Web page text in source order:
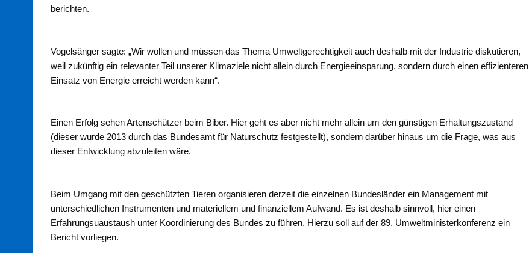
berichten.
Vogelsänger sagte: „Wir wollen und müssen das Thema Umweltgerechtigkeit auch deshalb mit der Industrie diskutieren,
weil zukünftig ein relevanter Teil unserer Klimaziele nicht allein durch Energieeinsparung, sondern durch einen effizienteren
Einsatz von Energie erreicht werden kann“.
Einen Erfolg sehen Artenschützer beim Biber. Hier geht es aber nicht mehr allein um den günstigen Erhaltungszustand
(dieser wurde 2013 durch das Bundesamt für Naturschutz festgestellt), sondern darüber hinaus um die Frage, was aus
dieser Entwicklung abzuleiten wäre.
Beim Umgang mit den geschützten Tieren organisieren derzeit die einzelnen Bundesländer ein Management mit
unterschiedlichen Instrumenten und materiellem und finanziellem Aufwand. Es ist deshalb sinnvoll, hier einen
Erfahrungsuaustaush unter Koordinierung des Bundes zu führen. Hierzu soll auf der 89. Umweltministerkonferenz ein
Bericht vorliegen.